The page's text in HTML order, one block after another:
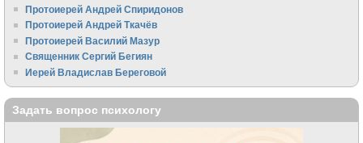
Протоиерей Андрей Спиридонов
Протоиерей Андрей Ткачёв
Протоиерей Василий Мазур
Священник Сергий Бегиян
Иерей Владислав Береговой
Задать вопрос психологу